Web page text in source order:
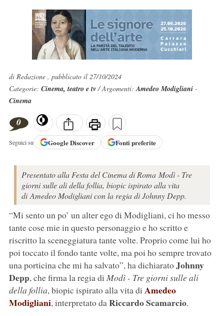
di Redazione , pubblicato il 27/10/2024
Categorie: Cinema, teatro e tv/ Argomenti:Amedeo Modigliani-
Cinema
0
Seguici su GoogleDiscover Fonti preferite
Presentato alla Festa del Cinema di Roma Modì - Tre
giorni sulle ali della follia, biopic ispirato alla vita
di Amedeo Modigliani con la regia di Johnny Depp.
“Mi sento un po’ un alter ego di Modigliani, ci ho messo
tante cose mie in questo personaggio e ho scritto e
riscritto la sceneggiatura tante volte. Proprio come lui ho
poi toccato il fondo tante volte, ma poi ho sempre trovato
una porticina che mi ha salvato”, ha dichiaratoJohnny
Depp, che firma la regia di Modì - Tre giorni sulle ali
della follia, biopic ispirato alla vita di Amedeo
Modigliani, interpretato daRiccardo Scamarcio.